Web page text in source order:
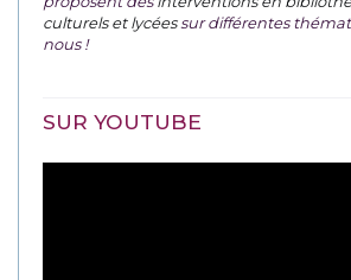
culturels et lycéessur différentes
nous !
SUR YOUTUBE